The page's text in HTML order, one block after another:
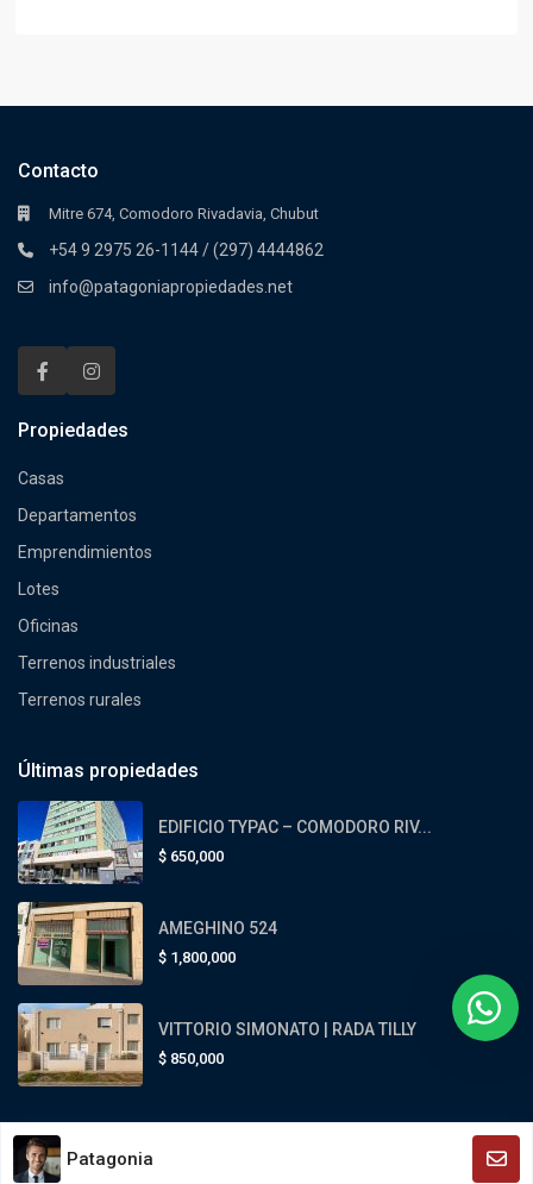
Contacto
Mitre 674, Comodoro Rivadavia, Chubut
+54 9 2975 26-1144 / (297) 4444862
info@patagoniapropiedades.net
Propiedades
Casas
Departamentos
Emprendimientos
Lotes
Oficinas
Terrenos industriales
Terrenos rurales
Últimas propiedades
EDIFICIO TYPAC – COMODORO RIV...
$ 650,000
AMEGHINO 524
$ 1,800,000
VITTORIO SIMONATO | RADA TILLY
$ 850,000
Patagonia Propiedades - Todos los derechos reservados
Patagonia